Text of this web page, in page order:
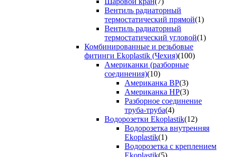
Вентиль радиаторный
термостатический прямой(1)
Вентиль радиаторный
термостатический угловой(1)
Комбинированные и резьбовые
фитинги Ekoplastik (Чехия)(100)
Американки (разборные
соединения)(10)
Американка ВР(3)
Американка НР(3)
Разборное соединение
труба-труба(4)
Водорозетки Ekoplastik(12)
Водорозетка внутренняя
Ekoplastik(1)
Водорозетка с креплением
Ekoplastik(5)